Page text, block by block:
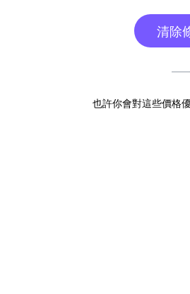
清除
也許你會對這些價格